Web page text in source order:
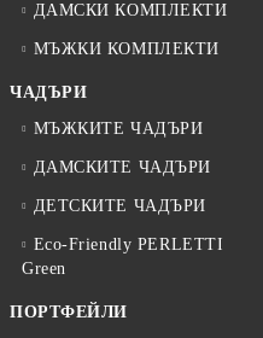
ДАМСКИ КОМПЛЕКТИ
МЪЖКИ КОМПЛЕКТИ
ЧАДЪРИ
МЪЖКИТЕ ЧАДЪРИ
ДАМСКИТЕ ЧАДЪРИ
ДЕТСКИТЕ ЧАДЪРИ
Eco-Friendly PERLETTI
Green
ПОРТФЕЙЛИ